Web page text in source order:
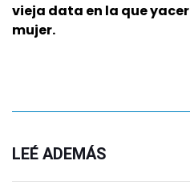
vieja data en la que
mujer.
LEÉ ADEMÁS